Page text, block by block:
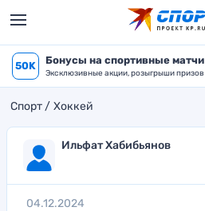
50K Бонусы на спортивные матчи
Эксклюзивные акции, розыгрыши призов
Спорт Хоккей
Ильфат Хабибьянов
04.12.2024